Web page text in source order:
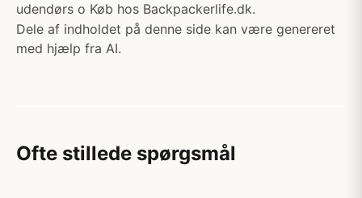
udendørs o Køb hos Backpackerlife.dk.
Dele af indholdet på denne side kan være genereret
med hjælp fra AI.
Ofte stillede spørgsmål